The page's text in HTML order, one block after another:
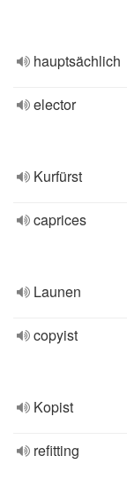
hauptsächlich
elector
Kurfürst
caprices
Launen
copyist
Kopist
refitting